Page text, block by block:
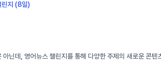
린지 (8일)
닌데, 영어뉴스 챌린지를 통해 다양한 주제의 새로운 콘텐